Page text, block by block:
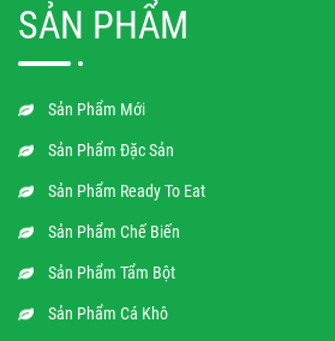
SẢN PHẨM
Sản Phẩm Mới
Sản Phẩm Đặc Sản
Sản Phẩm Ready To Eat
Sản Phẩm Chế Biến
Sản Phẩm Tẩm Bột
Sản Phẩm Cá Khô